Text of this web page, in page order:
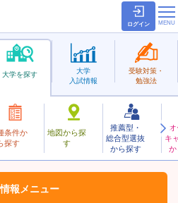
ログイン
大学を探す
条件か
探す
地図から探
す
推薦型・
総合型選抜
から探す
キ
か
大学
入試情報
受験対策・
勉強法
お気に入り
報 メニュー